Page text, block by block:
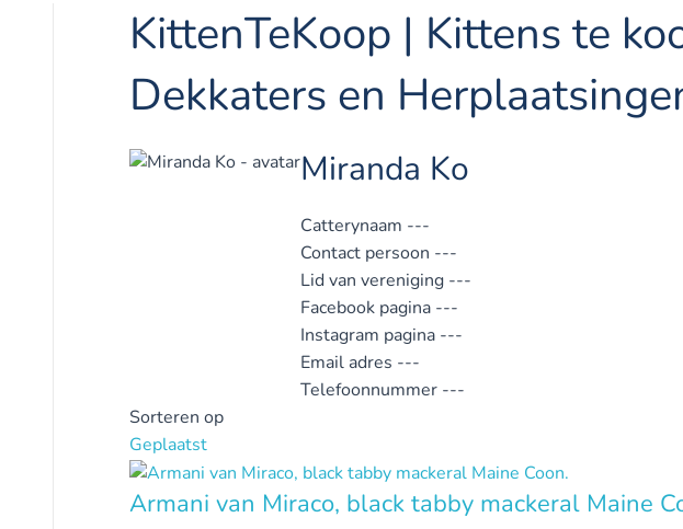
KittenTeKoop | Kittens te
Dekkaters en
Miranda Ko
Catterynaam ---
Contact persoon ---
Lid van vereniging ---
Facebook pagina ---
Instagram pagina ---
Email adres ---
Telefoonnummer ---
Sorteren op
Geplaatst
Armani van Miraco, black tabby mackeral Maine